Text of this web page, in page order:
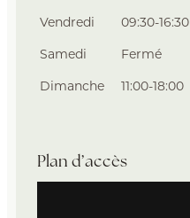
Vendredi
09:30-16:30
Samedi
Fermé
Dimanche
11:00-18:00
Plan d’accès